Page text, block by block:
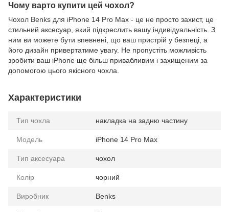
Чому варто купити цей чохол?
Чохол Benks для iPhone 14 Pro Max - це не просто захист, це
стильний аксесуар, який підкреслить вашу індивідуальність. З
ним ви можете бути впевнені, що ваш пристрій у безпеці, а
його дизайн привертатиме увагу. Не пропустіть можливість
зробити ваш iPhone ще більш привабливим і захищеним за
допомогою цього якісного чохла.
Характеристики
Тип чохла накладка на задню частину
Модель iPhone 14 Pro Max
Тип аксесуара чохол
Колір чорний
Виробник Benks